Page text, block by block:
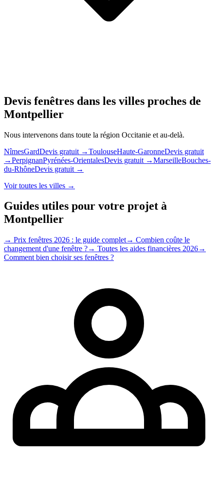
Devis fenêtres dans les villes proches de
Montpellier
Nous intervenons dans toute la région Occitanie et au-delà.
NîmesGardDevis gratuit →ToulouseHaute-GaronneDevis gratuit
→PerpignanPyrénées-OrientalesDevis gratuit →MarseilleBouches-
du-RhôneDevis gratuit →
Voir toutes les villes →
Guides utiles pour votre projet à
Montpellier
→ Prix fenêtres 2026 : le guide complet→ Combien coûte le
changement d'une fenêtre ?→ Toutes les aides financières 2026→
Comment bien choisir ses fenêtres ?